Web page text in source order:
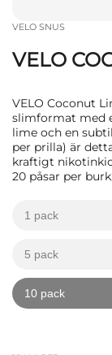
VELO SNUS
VELO
VELO Coconut
slimformat med
lime och en
per prilla) är
kraftigt
20 påsar per
1 pack
5 pack
10 pack